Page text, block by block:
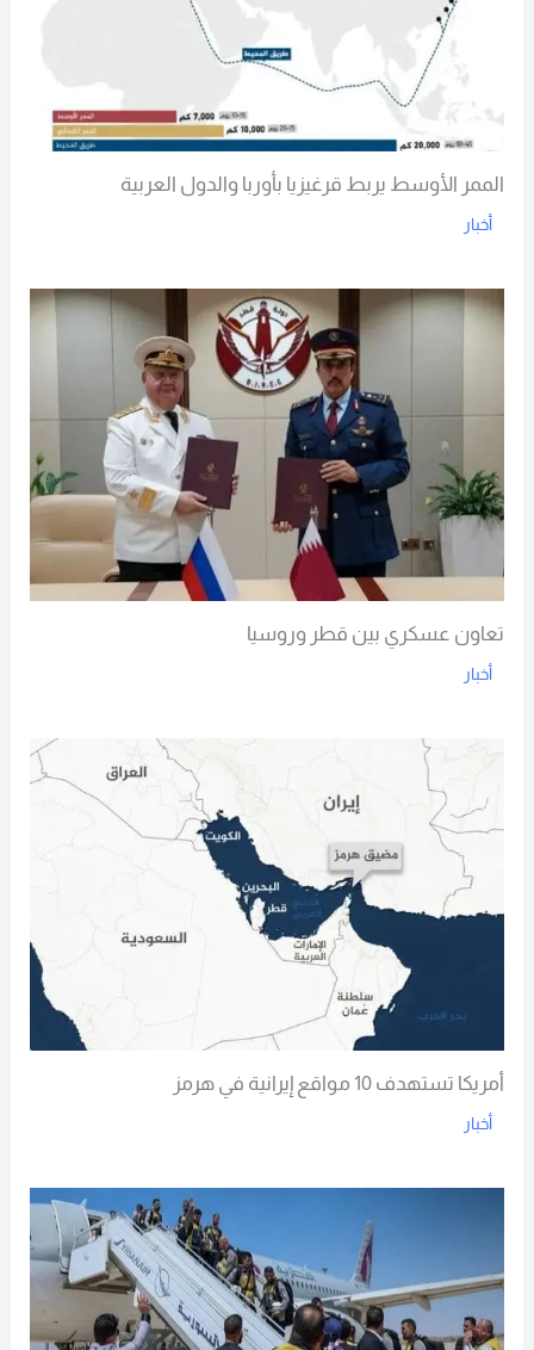
الممر الأوسط يربط قرغيزيا بأوربا والدول العربية
أخبار
تعاون عسكري بين قطر وروسيا
أخبار
أمريكا تستهدف 10 مواقع إيرانية في هرمز
أخبار